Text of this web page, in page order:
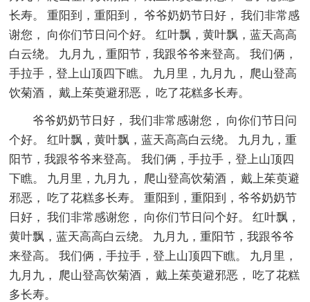
长寿。 重阳到，重阳到， 爷爷奶奶节日好， 我们非常感
谢您， 向你们节日问个好。 红叶飘，黄叶飘，蓝天高高
白云绕。 九月九，重阳节，我跟爷爷来登高。 我们俩，
手拉手，登上山顶四下瞧。 九月里，九月九， 爬山登高
饮菊酒， 戴上茱萸避邪恶， 吃了花糕多长寿。
爷爷奶奶节日好， 我们非常感谢您， 向你们节日问
个好。 红叶飘，黄叶飘，蓝天高高白云绕。 九月九，重
阳节，我跟爷爷来登高。 我们俩，手拉手，登上山顶四
下瞧。 九月里，九月九， 爬山登高饮菊酒， 戴上茱萸避
邪恶， 吃了花糕多长寿。 重阳到，重阳到，爷爷奶奶节
日好， 我们非常感谢您， 向你们节日问个好。 红叶飘，
黄叶飘，蓝天高高白云绕。 九月九，重阳节，我跟爷爷
来登高。 我们俩，手拉手，登上山顶四下瞧。 九月里，
九月九， 爬山登高饮菊酒， 戴上茱萸避邪恶， 吃了花糕
多长寿。